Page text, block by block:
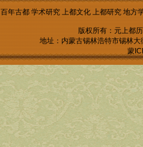
百年古都 学术研究 上都文化 上都研究 地方
版权所有：元上都
地址：内蒙古锡林浩特市锡林
蒙